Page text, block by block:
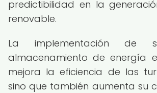
predictibilidad en la
renovable.
La implementación de
almacenamiento de energía
mejora la eficiencia de las
sino que también aumenta su